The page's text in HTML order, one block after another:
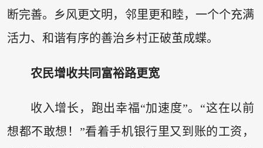
断完善。乡风更文明，邻里更和睦，一个个充满
活力、和谐有序的善治乡村正破茧成蝶。
农民增收共同富裕路更宽
收入增长，跑出幸福“加速度”。“这在以前
想都不敢想！”看着手机银行里又到账的工资，